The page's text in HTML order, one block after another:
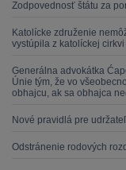
Zodpovednosť štátu za
Katolícke združenie
vystúpila z katolíckej cirkvi
Generálna advokátka
Únie tým, že vo
obhajcu, ak sa obhajca
Nové pravidlá pre
Odstránenie rodových